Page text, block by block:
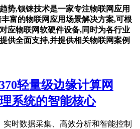
势,钡铼技术是一家专注物联网应用
富的物联网应用场景解决方案,可根
应物联网软硬件设备,同时为各行业
供全面支持,并提供相关物联网案例
轻量级边缘计算网
系统的智能核心
实时数据采集、高效分析和智能控制